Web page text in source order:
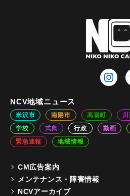
NCV地域ニュース
米沢市 南陽市 高畠町
学校
式典 行政 動画
緊急速報
地域情報
CM広告案内
メンテナンス・障害情報
NCVアーカイブ